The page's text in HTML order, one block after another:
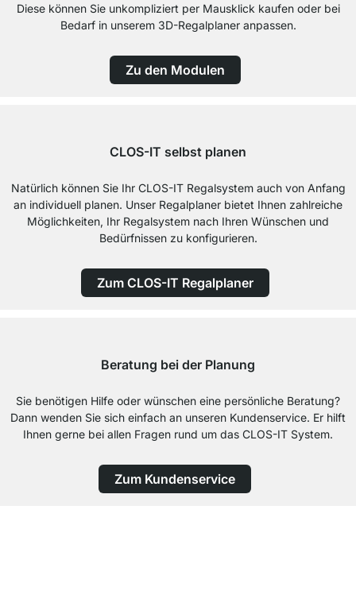
Diese können Sie unkompliziert per Mausklick kaufen oder bei
Bedarf in unserem 3D-Regalplaner anpassen.
Zu den Modulen
CLOS-IT selbst planen
Natürlich können Sie Ihr CLOS-IT Regalsystem auch von Anfang
an individuell planen. Unser Regalplaner bietet Ihnen zahlreiche
Möglichkeiten, Ihr Regalsystem nach Ihren Wünschen und
Bedürfnissen zu konfigurieren.
Zum CLOS-IT Regalplaner
Beratung bei der Planung
Sie benötigen Hilfe oder wünschen eine persönliche Beratung?
Dann wenden Sie sich einfach an unseren Kundenservice. Er hilft
Ihnen gerne bei allen Fragen rund um das CLOS-IT System.
Zum Kundenservice